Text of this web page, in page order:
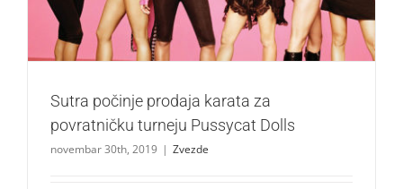
Sutra počinje prodaja karata za
povratničku turneju Pussycat Dolls
novembar 30th, 2019 | Zvezde